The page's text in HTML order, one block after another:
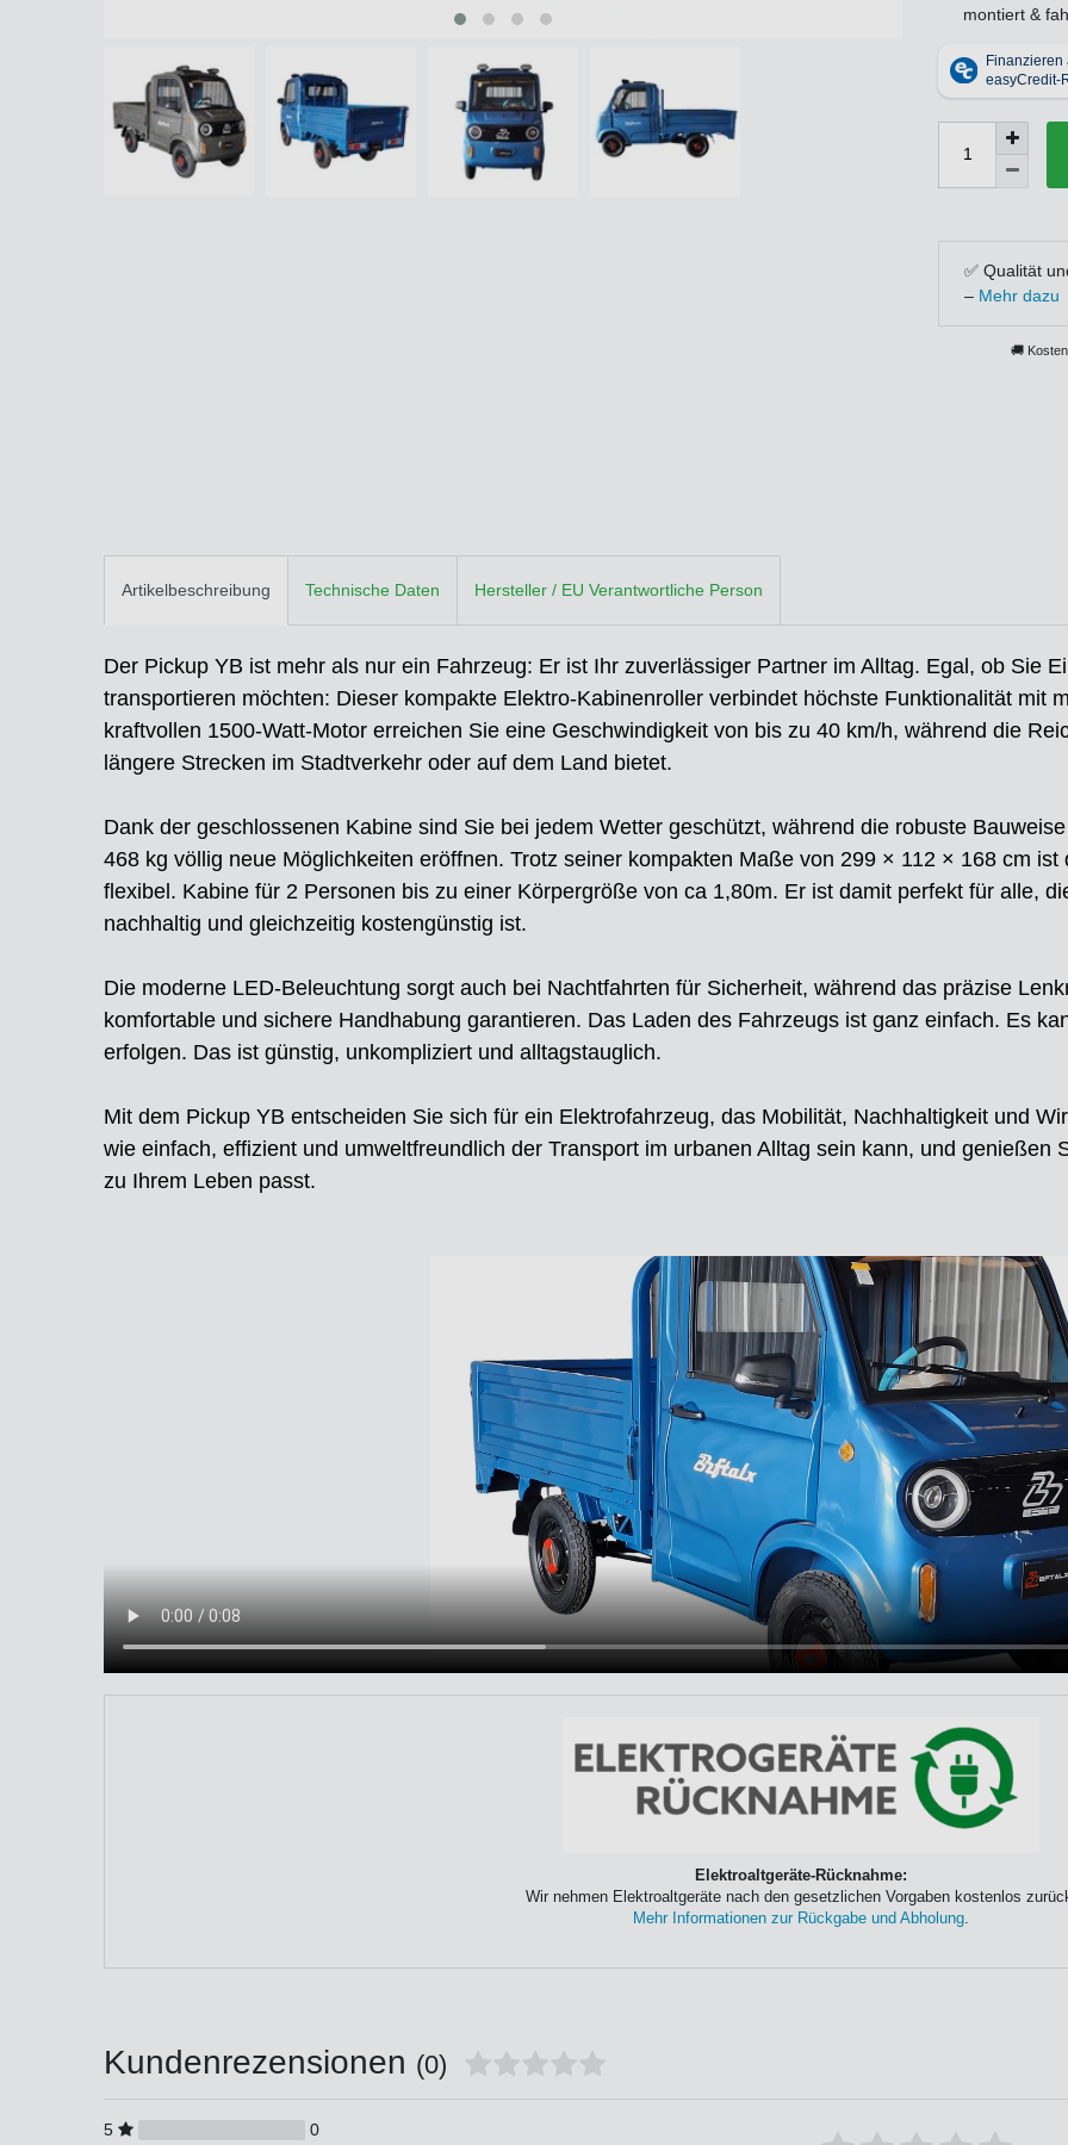
montiert &
✅ Qualität
– Mehr dazu
🚚
Artikelbeschreibung Technische Daten Hersteller / EU Verantwortliche Person
Der Pickup YB ist mehr als nur ein Fahrzeug: Er ist Ihr zuverlässiger Partner im Alltag. Egal, ob Sie
transportieren möchten: Dieser kompakte Elektro-Kabinenroller verbindet höchste Funktionalität mit
kraftvollen 1500-Watt-Motor erreichen Sie eine Geschwindigkeit von bis zu 40 km/h, während die
längere Strecken im Stadtverkehr oder auf dem Land bietet.
Dank der geschlossenen Kabine sind Sie bei jedem Wetter geschützt, während die robuste
468 kg völlig neue Möglichkeiten eröffnen. Trotz seiner kompakten Maße von 299 × 112 × 168 cm
flexibel. Kabine für 2 Personen bis zu einer Körpergröße von ca 1,80m. Er ist damit perfekt für alle,
nachhaltig und gleichzeitig kostengünstig ist.
Die moderne LED-Beleuchtung sorgt auch bei Nachtfahrten für Sicherheit, während das präzise
komfortable und sichere Handhabung garantieren. Das Laden des Fahrzeugs ist ganz einfach. Es
erfolgen. Das ist günstig, unkompliziert und alltagstauglich.
Mit dem Pickup YB entscheiden Sie sich für ein Elektrofahrzeug, das Mobilität, Nachhaltigkeit und
wie einfach, effizient und umweltfreundlich der Transport im urbanen Alltag sein kann, und genießen
zu Ihrem Leben passt.
Elektroaltgeräte-Rücknahme:
Wir nehmen Elektroaltgeräte nach den gesetzlichen Vorgaben kostenlos
Mehr Informationen zur Rückgabe und Abholung.
Kundenrezensionen (0)
5
0
Bewertungssterne